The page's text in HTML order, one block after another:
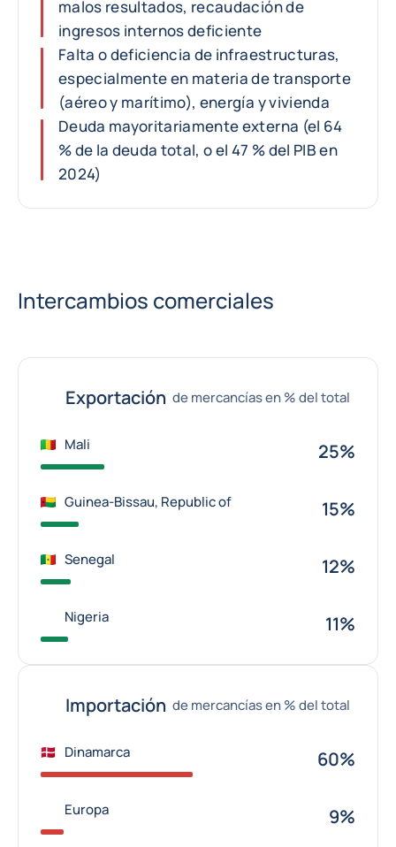
malos resultados, recaudación de
ingresos internos deficiente
Falta o deficiencia de infraestructuras,
especialmente en materia de transporte
(aéreo y marítimo), energía y vivienda
Deuda mayoritariamente externa (el 64
% de la deuda total, o el 47 % del PIB en
2024)
Intercambios comerciales
Exportación de mercancías en % del total
Mali 25%
Guinea-Bissau, Republic of 15%
Senegal 12%
Nigeria 11%
Importación de mercancías en % del total
Dinamarca 60%
Europa 9%